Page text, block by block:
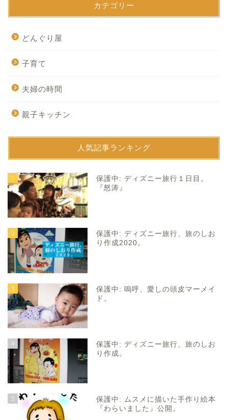
カテゴリー
どんぐり屋
子育て
夫婦の時間
親子キッチン
人気記事ランキング
1
保護中: ディズニー旅行１日目。
『怒涛』
2
保護中: ディズニー旅行、旅のしお
り作成2020。
3
保護中: 嗚呼、愛しの頭皮マーメイ
ド。
4
保護中: ディズニー旅行、旅のしお
り作成。
5
保護中: ムスメに描いた手作り絵本
『わらいました』公開。